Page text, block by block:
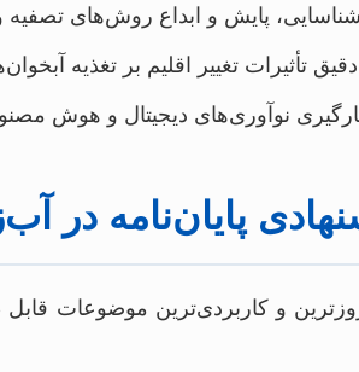
شناسایی، پایش و ابداع روش‌های تصفیه
دقیق تأثیرات تغییر اقلیم بر تغذیه
نوآوری‌های دیجیتال و هوش
پایان‌نامه در
و کاربردی‌ترین موضوعات